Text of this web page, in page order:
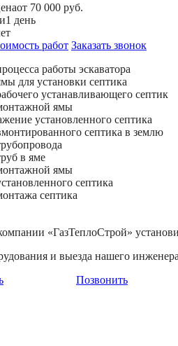
от 70 000 руб.
1 день
работ Заказать звонок
«ГазТеплоСтрой»
и выезда нашего
Позвонить